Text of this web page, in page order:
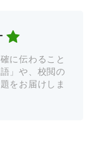
に伝わること
」や、校閲の
をお届けしま